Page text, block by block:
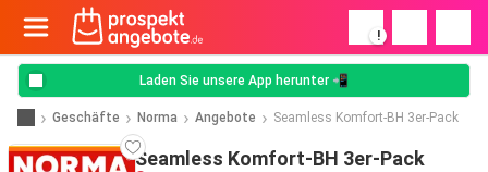
!
Laden Sie unsere App herunter 📲
Geschäfte Norma Angebote Seamless Komfort-BH 3er-Pack
Seamless Komfort-BH 3er-Pack